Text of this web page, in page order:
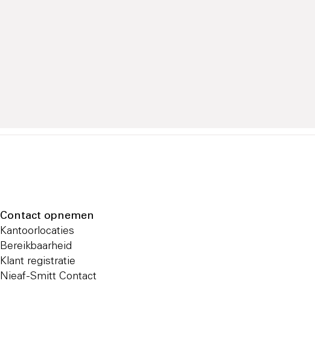
Contact opnemen
Kantoorlocaties
Bereikbaarheid
Klant registratie
Nieaf-Smitt Contact